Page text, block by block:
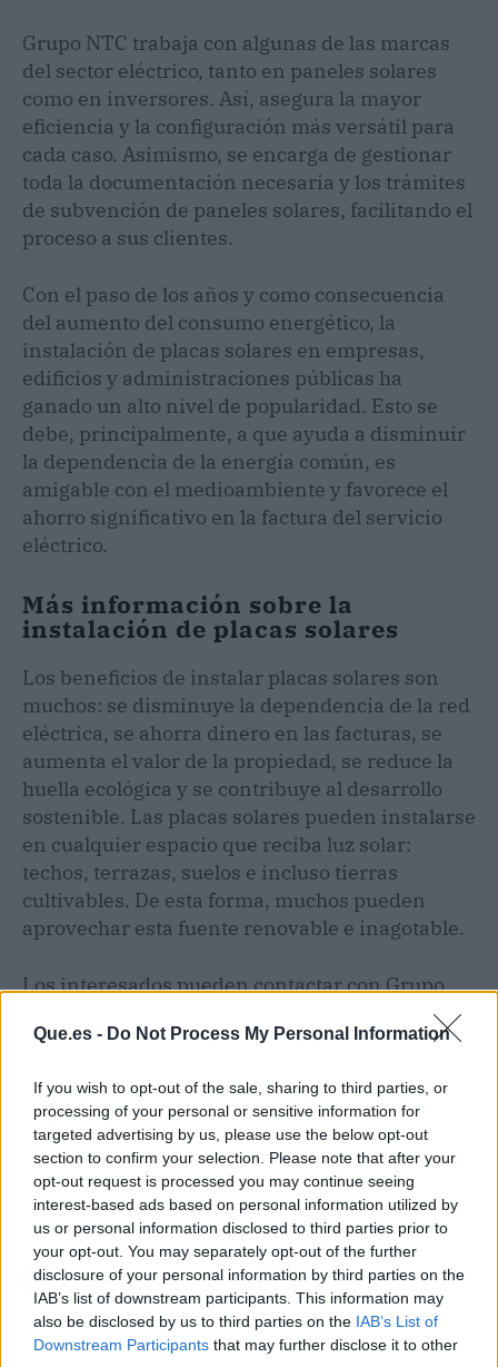
Que.es - Do Not Process My Personal Information
If you wish to opt-out of the sale, sharing to third parties, or
processing of your personal or sensitive information for
targeted advertising by us, please use the below opt-out
section to confirm your selection. Please note that after your
opt-out request is processed you may continue seeing
interest-based ads based on personal information utilized by
us or personal information disclosed to third parties prior to
your opt-out. You may separately opt-out of the further
disclosure of your personal information by third parties on the
IAB’s list of downstream participants. This information may
also be disclosed by us to third parties on the IAB’s List of
Downstream Participants that may further disclose it to other
Grupo NTC trabaja con algunas de las marcas
del sector eléctrico, tanto en paneles solares
como en inversores. Así, asegura la mayor
eficiencia y la configuración más versátil para
cada caso. Asimismo, se encarga de gestionar
toda la documentación necesaria y los trámites
de subvención de paneles solares, facilitando el
proceso a sus clientes.
Con el paso de los años y como consecuencia
del aumento del consumo energético, la
instalación de placas solares en empresas,
edificios y administraciones públicas ha
ganado un alto nivel de popularidad. Esto se
debe, principalmente, a que ayuda a disminuir
la dependencia de la energía común, es
amigable con el medioambiente y favorece el
ahorro significativo en la factura del servicio
eléctrico.
Más información sobre la
instalación de placas solares
Los beneficios de instalar placas solares son
muchos: se disminuye la dependencia de la red
eléctrica, se ahorra dinero en las facturas, se
aumenta el valor de la propiedad, se reduce la
huella ecológica y se contribuye al desarrollo
sostenible. Las placas solares pueden instalarse
en cualquier espacio que reciba luz solar:
techos, terrazas, suelos e incluso tierras
cultivables. De esta forma, muchos pueden
aprovechar esta fuente renovable e inagotable.
Los interesados pueden contactar con Grupo
compromiso. El equipo asesora sobre las
servicio personalizado y profesional. Con
Grupo NTC , se puede disfrutar de los beneficios
de la energía solar y ahorrar en la factura de la
luz.
Artículo anterior
Tarifas de gas para
pymes del sector
HORECA
Artículo siguiente
Comprar ibéricos de
bellota online de la mano
de Castro y González